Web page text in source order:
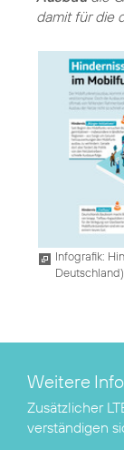
damit für die
Infografik:
Deutschland)
Weitere
Zusätzlicher
verständigen